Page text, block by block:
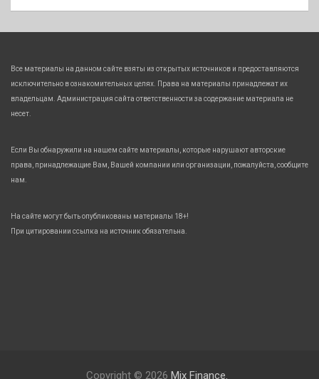
Все материалы на данном сайте взяты из открытых источников и предоставляются
исключительно в ознакомительных целях. Права на материалы принадлежат их
владельцам. Администрация сайта ответственности за содержание материала не
несет.
Если Вы обнаружили на нашем сайте материалы, которые нарушают авторские
права, принадлежащие Вам, Вашей компании или организации, пожалуйста, сообщите
нам.
На сайте могут быть опубликованы материалы 18+!
При цитировании ссылка на источник обязательна.
Copyright © 2026 Mix Finance.